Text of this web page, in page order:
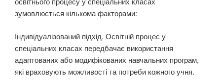
зумовлюється кількома факторами:
Індивідуалізований підхід. Освітній процес у
спеціальних класах передбачає використання
адаптованих або модифікованих навчальних програм,
які враховують можливості та потреби кожного учня.